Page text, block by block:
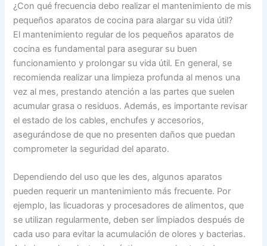
¿Con qué frecuencia debo realizar el mantenimiento de mis
pequeños aparatos de cocina para alargar su vida útil?
El mantenimiento regular de los pequeños aparatos de
cocina es fundamental para asegurar su buen
funcionamiento y prolongar su vida útil. En general, se
recomienda realizar una limpieza profunda al menos una
vez al mes, prestando atención a las partes que suelen
acumular grasa o residuos. Además, es importante revisar
el estado de los cables, enchufes y accesorios,
asegurándose de que no presenten daños que puedan
comprometer la seguridad del aparato.
Dependiendo del uso que les des, algunos aparatos
pueden requerir un mantenimiento más frecuente. Por
ejemplo, las licuadoras y procesadores de alimentos, que
se utilizan regularmente, deben ser limpiados después de
cada uso para evitar la acumulación de olores y bacterias.